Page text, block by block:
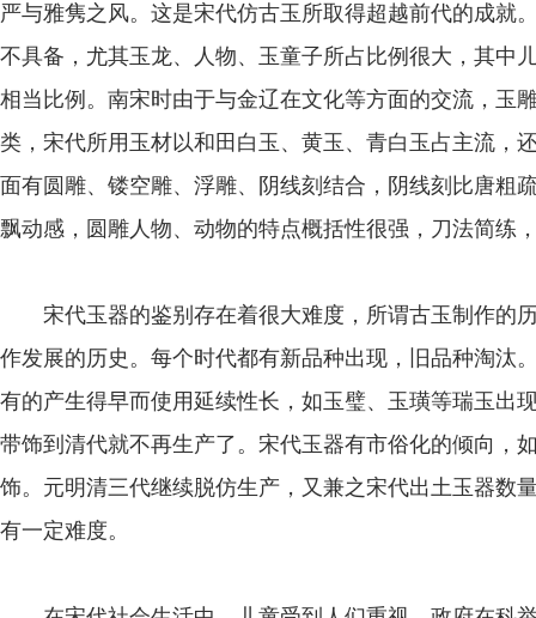
严与雅隽之风。这是宋代仿古玉所取得超越前代的成就
不具备，尤其玉龙、人物、玉童子所占比例很大，其中
相当比例。南宋时由于与金辽在文化等方面的交流，玉
类，宋代所用玉材以和田白玉、黄玉、青白玉占主流，
面有圆雕、镂空雕、浮雕、阴线刻结合，阴线刻比唐粗
飘动感，圆雕人物、动物的特点概括性很强，刀法简练
宋代玉器的鉴别存在着很大难度，所谓古玉制作的
作发展的历史。每个时代都有新品种出现，旧品种淘汰
有的产生得早而使用延续性长，如玉璧、玉璜等瑞玉出
带饰到清代就不再生产了。宋代玉器有市俗化的倾向，
饰。元明清三代继续脱仿生产，又兼之宋代出土玉器数
有一定难度。